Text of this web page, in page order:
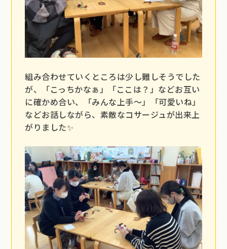
組み合わせていくところは少し難しそうでした
が、「こっちかなぁ」「ここは？」などお互い
に確かめ合い、「みんな上手～」「可愛いね」
などお話しながら、素敵なコサージュが出来上
がりました✨